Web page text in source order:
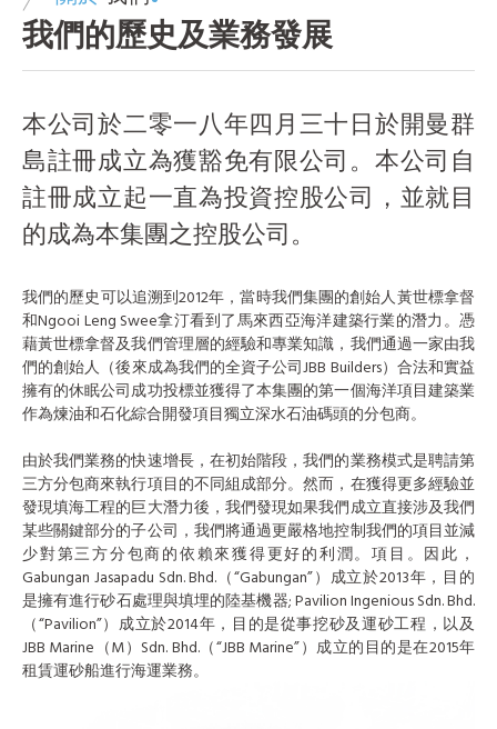
我們的歷史及業務發展
本公司於二零一八年四月三十日於開曼群
島註冊成立為獲豁免有限公司。本公司自
註冊成立起一直為投資控股公司，並就目
的成為本集團之控股公司。
我們的歷史可以追溯到2012年，當時我們集團的創始人黃世標拿督
和Ngooi Leng Swee拿汀看到了馬來西亞海洋建築行業的潛力。憑
藉黃世標拿督及我們管理層的經驗和專業知識，我們通過一家由我
們的創始人（後來成為我們的全資子公司JBB Builders）合法和實益
擁有的休眠公司成功投標並獲得了本集團的第一個海洋項目建築業
作為煉油和石化綜合開發項目獨立深水石油碼頭的分包商。
由於我們業務的快速增長，在初始階段，我們的業務模式是聘請第
三方分包商來執行項目的不同組成部分。然而，在獲得更多經驗並
發現填海工程的巨大潛力後，我們發現如果我們成立直接涉及我們
某些關鍵部分的子公司，我們將通過更嚴格地控制我們的項目並減
少對第三方分包商的依賴來獲得更好的利潤。項目。因此，
Gabungan Jasapadu Sdn. Bhd.（“Gabungan”）成立於2013年，目的
是擁有進行砂石處理與填埋的陸基機器; Pavilion Ingenious Sdn. Bhd.
（“Pavilion”）成立於2014年，目的是從事挖砂及運砂工程，以及
JBB Marine（M）Sdn. Bhd.（“JBB Marine”）成立的目的是在2015年
租賃運砂船進行海運業務。